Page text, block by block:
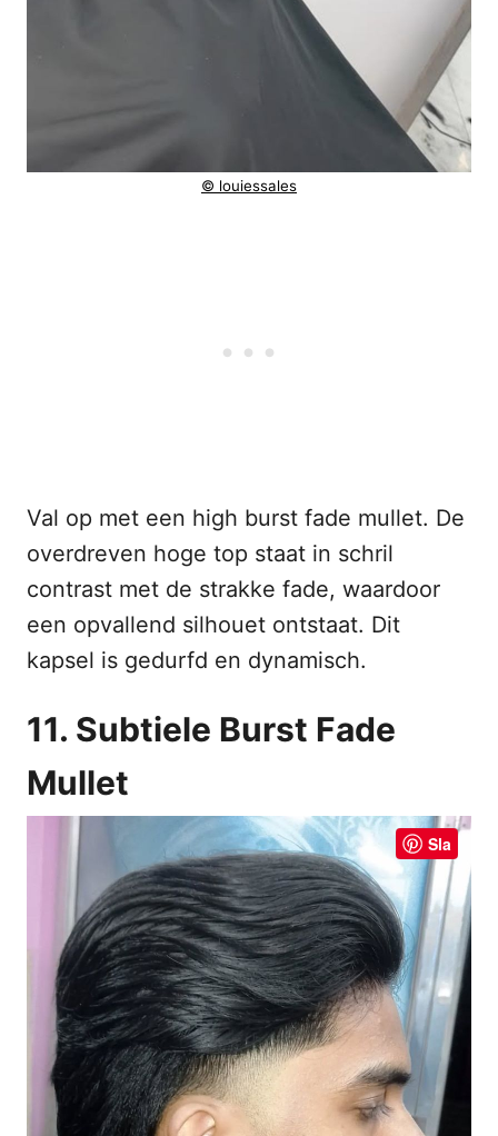
© louiessales
Val op met een high burst fade mullet. De
overdreven hoge top staat in schril
contrast met de strakke fade, waardoor
een opvallend silhouet ontstaat. Dit
kapsel is gedurfd en dynamisch.
11. Subtiele Burst Fade
Mullet
Sla